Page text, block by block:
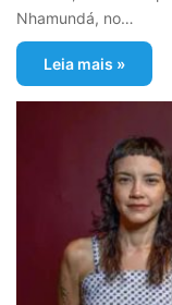
Nhamundá, no…
Leia mais »